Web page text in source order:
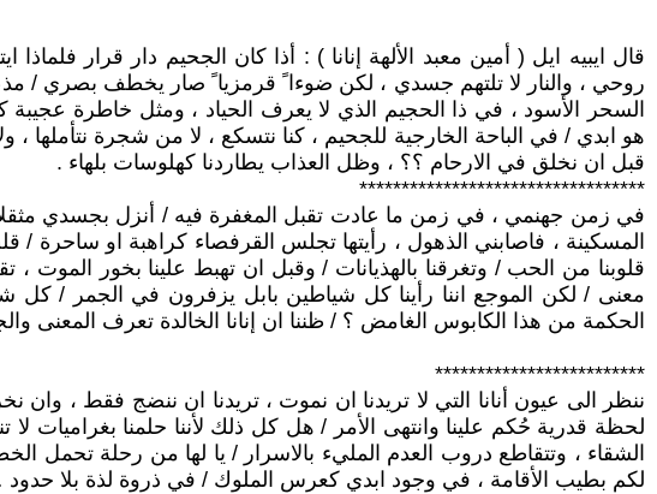
قال ايبيه ايل ( أمين معبد الألهة إنانا ) : أذا كان الجحيم دار قرار
روحي ، والنار لا تلتهم جسدي ، لكن ضوءا ً قرمزيا ً صار يخطف بصري /
السحر الأسود ، في ذا الحجيم الذي لا يعرف الحياد ، ومثل خاطرة
هو ابدي / في الباحة الخارجية للجحيم ، كنا نتسكع ، لا من شجرة
قبل ان نخلق في الارحام ؟؟ ، وظل العذاب يطاردنا كهلوسات بلهاء .
**********************************
في زمن جهنمي ، في زمن ما عادت تقبل المغفرة فيه / أنزل بجسدي
المسكينة ، فاصابني الذهول ، رأيتها تجلس القرفصاء كراهبة او ساحرة
قلوبنا من الحب / وتغرقنا بالهذيانات / وقبل ان تهبط علينا بخور
معنى / لكن الموجع اننا رأينا كل شياطين بابل يزفرون في الجمر / كل
الحكمة من هذا الكابوس الغامض ؟ / ظننا ان إنانا الخالدة تعرف
*************************
ننظر الى عيون أنانا التي لا تريدنا ان نموت ، تريدنا ان ننضج فقط ،
لحظة قدرية حُكم علينا وانتهى الأمر / هل كل ذلك لأننا حلمنا بغراميات
الشقاء ، وتتقاطع دروب العدم المليء بالاسرار / يا لها من رحلة تحمل
لكم بطيب الأقامة ، في وجود ابدي كعرس الملوك / في ذروة لذة بلا